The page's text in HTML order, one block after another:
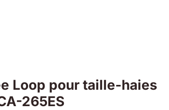
Loop pour taille-haies
265ES